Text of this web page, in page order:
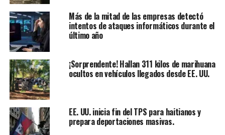
Más de la mitad de las empresas detectó
intentos de ataques informáticos durante el
último año
¡Sorprendente! Hallan 311 kilos de marihuana
ocultos en vehículos llegados desde EE. UU.
EE. UU. inicia fin del TPS para haitianos y
prepara deportaciones masivas.